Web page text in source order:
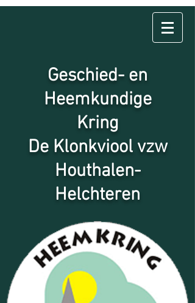
Geschied- en
Heemkundige
Kring
De Klonkviool vzw
Houthalen-
Helchteren